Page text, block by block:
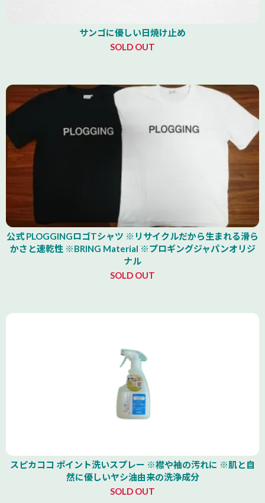
サンゴに優しい日焼け止め
SOLD OUT
公式 PLOGGINGロゴTシャツ ※リサイクルだから生まれる滑ら
かさと速乾性 ※BRING Material ※プロギングジャパンオリジ
ナル
SOLD OUT
スピカココ ポイント洗いスプレー ※襟や袖の汚れに ※肌と自
然に優しいヤシ油由来の洗浄成分
SOLD OUT